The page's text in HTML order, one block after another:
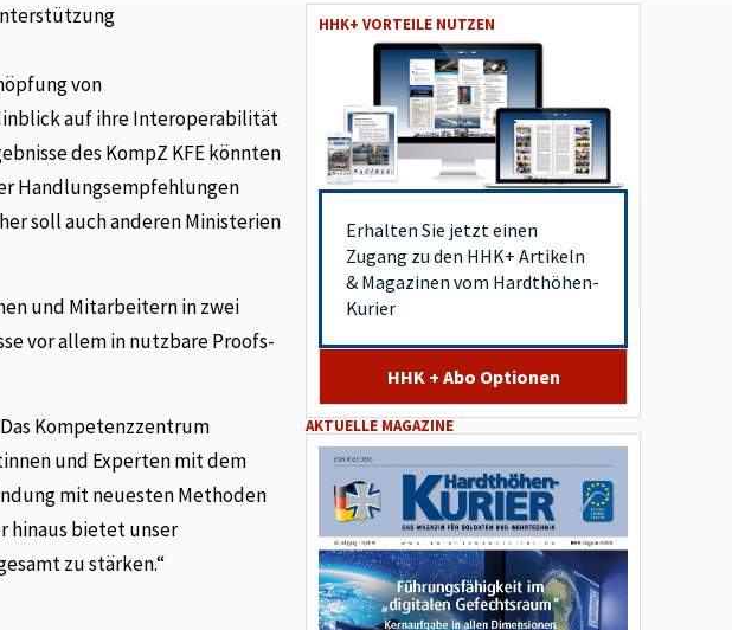
von
auf ihre Interoperabilität
des KompZ KFE könnten
Handlungsempfehlungen
soll auch anderen Ministerien
und Mitarbeitern in zwei
vor allem in nutzbare Proofs-
Kompetenzzentrum
und Experten mit dem
mit neuesten Methoden
hinaus bietet unser
zu stärken.“
HHK+ VORTEILE NUTZEN
Erhalten Sie jetzt einen
Zugang zu den HHK+ Artikeln
& Magazinen vom Hardthöhen-
Kurier
HHK + Abo Optionen
AKTUELLE MAGAZINE